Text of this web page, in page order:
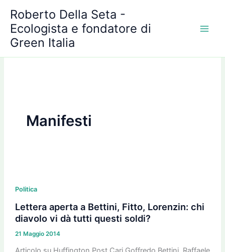
contenuto
Roberto Della Seta -
Ecologista e fondatore di
Green Italia
Manifesti
Politica
Lettera aperta a Bettini, Fitto, Lorenzin: chi
diavolo vi dà tutti questi soldi?
21 Maggio 2014
aperta
a
Bettini,
Lorenzin:
chi
r
c
h